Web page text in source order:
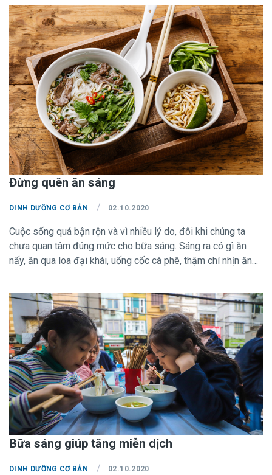
Đừng quên ăn sáng
DINH DƯỠNG CƠ BẢN / 02.10.2020
Cuộc sống quá bận rộn và vì nhiều lý do, đôi khi chúng ta
chưa quan tâm đúng mức cho bữa sáng. Sáng ra có gì ăn
nấy, ăn qua loa đại khái, uống cốc cà phê, thậm chí nhịn ăn
xuyên.
Bữa sáng giúp tăng miễn dịch
DINH DƯỠNG CƠ BẢN / 02.10.2020